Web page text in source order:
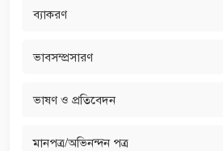
ব্যাকরণ
ভাবসম্প্রসারণ
ভাষণ ও প্রতিবেদন
মানপত্র/অভিনন্দন পত্র